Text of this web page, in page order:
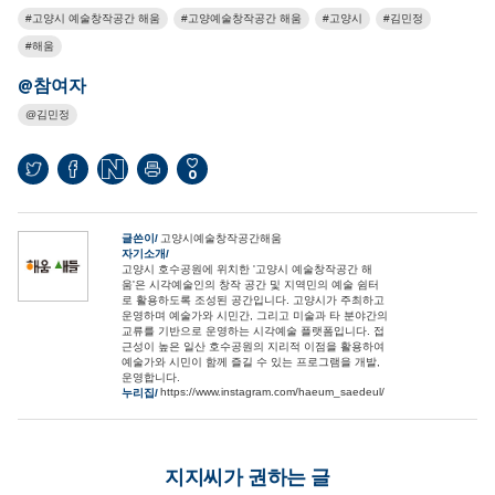
고양시 예술창작공간 해움 고양예술창작공간 해움 고양시 김민정
해움
@참여자
김민정
0
글쓴이
고양시예술창작공간해움
자기소개
고양시 호수공원에 위치한 '고양시 예술창작공간 해
움'은 시각예술인의 창작 공간 및 지역민의 예술 쉼터
로 활용하도록 조성된 공간입니다. 고양시가 주최하고
운영하며 예술가와 시민간, 그리고 미술과 타 분야간의
교류를 기반으로 운영하는 시각예술 플랫폼입니다. 접
근성이 높은 일산 호수공원의 지리적 이점을 활용하여
예술가와 시민이 함께 즐길 수 있는 프로그램을 개발,
운영합니다.
누리집 https://www.instagram.com/haeum_saedeul/
지지씨가 권하는 글